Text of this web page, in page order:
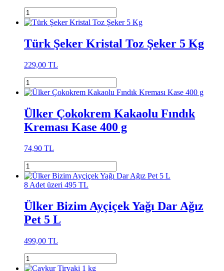
Türk Şeker Kristal Toz Şeker 5 Kg
229,00 TL
Ülker Çokokrem Kakaolu Fındık
Kreması Kase 400 g
74,90 TL
8 Adet üzeri 495 TL
Ülker Bizim Ayçiçek Yağı Dar Ağız
Pet 5 L
499,00 TL